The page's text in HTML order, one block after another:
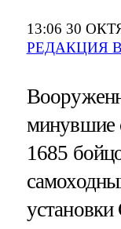
13:06 30
РЕДАКЦИЯ
минувшие
1685
установки